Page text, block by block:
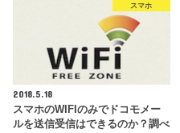
スマホ
2018.5.18
スマホのWIFIのみでドコモメー
ルを送信受信はできるのか？調べ